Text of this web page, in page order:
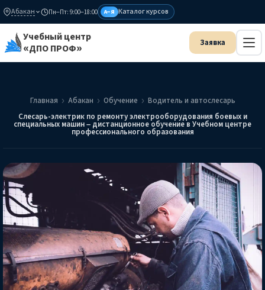
Абакан Пн–Пт: 9:00–18:00 А–Я Каталог курсов
Учебный центр
«ДПО ПРОФ»
Главная Абакан Обучение
Водитель и автослесарь
Слесарь-электрик по ремонту электрооборудования боевых и
специальных машин – дистанционное обучение в Учебном центре
профессионального образования